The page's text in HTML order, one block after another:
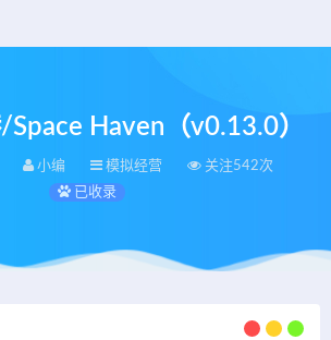
Haven（v0.13.0）
小编 模拟经营
关注542次
已收录